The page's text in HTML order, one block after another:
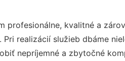
profesionálne, kvalitné a
realizácií služieb dbáme
nepríjemné a zbytočné